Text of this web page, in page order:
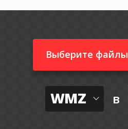
Выберите файлы
WMZ в